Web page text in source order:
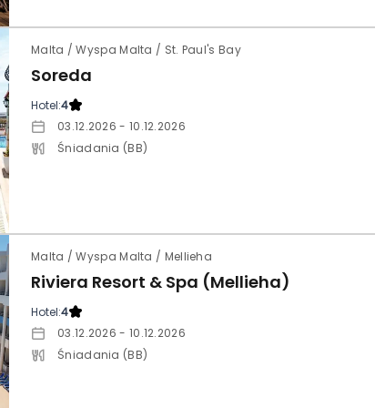
Malta / Wyspa Malta / St. Paul's Bay
Soreda
Hotel:4
03.12.2026 - 10.12.2026
Śniadania (BB)
Malta / Wyspa Malta / Mellieha
Riviera Resort & Spa (Mellieha)
Hotel:4
03.12.2026 - 10.12.2026
Śniadania (BB)